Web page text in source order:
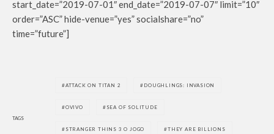
start_date=”2019-07-01″ end_date=”2019-07-07″ limit=”10″
order=”ASC” hide-venue=”yes” socialshare=”no”
time=”future”]
TAGS
ATTACK ON TITAN 2 DOUGHLINGS: INVASION
OVIVO SEA OF SOLITUDE
STRANGER THINS 3 O JOGO THEY ARE BILLIONS